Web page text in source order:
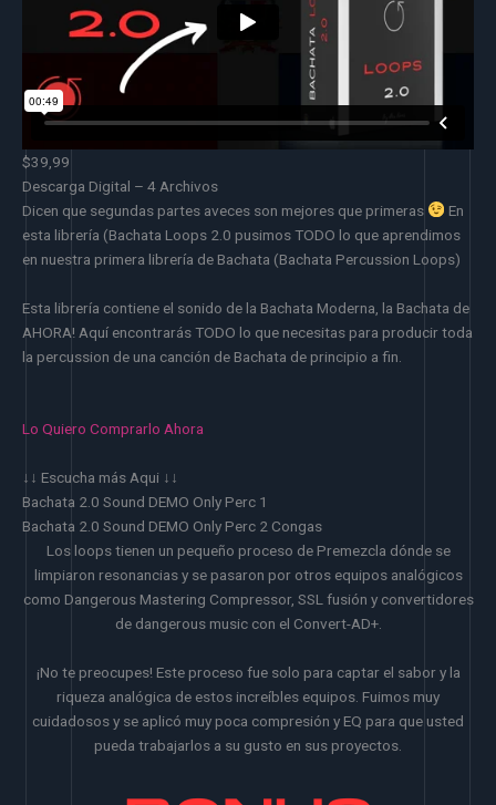
$39,99
Descarga Digital – 4 Archivos
Dicen que segundas partes aveces son mejores que primeras
En
esta librería (Bachata Loops 2.0 pusimos TODO lo que aprendimos
en nuestra primera librería de Bachata (Bachata Percussion Loops)
Esta librería contiene el sonido de la Bachata Moderna, la Bachata de
AHORA! Aquí encontrarás TODO lo que necesitas para producir toda
la percussion de una canción de Bachata de principio a fin.
Lo Quiero Comprarlo Ahora
↓↓ Escucha más Aqui ↓↓
Bachata 2.0 Sound DEMO Only Perc 1
Bachata 2.0 Sound DEMO Only Perc 2 Congas
Los loops tienen un pequeño proceso de Premezcla dónde se
limpiaron resonancias y se pasaron por otros equipos analógicos
como Dangerous Mastering Compressor, SSL fusión y convertidores
de dangerous music con el Convert-AD+.
¡No te preocupes! Este proceso fue solo para captar el sabor y la
riqueza analógica de estos increíbles equipos. Fuimos muy
cuidadosos y se aplicó muy poca compresión y EQ para que usted
pueda trabajarlos a su gusto en sus proyectos.